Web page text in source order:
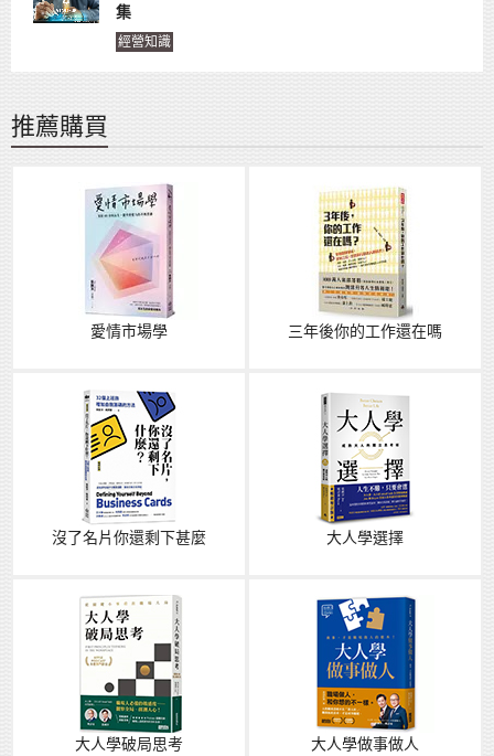
集
經營知識
推薦購買
愛情市場學 三年後你的工作還在嗎
沒了名片你還剩下甚麼 大人學選擇
大人學破局思考 大人學做事做人